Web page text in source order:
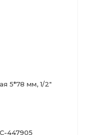
5*78 мм, 1/2"
447905